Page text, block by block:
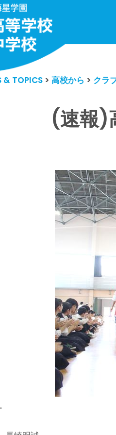
& TOPICS > 高校から > クラ
(速報